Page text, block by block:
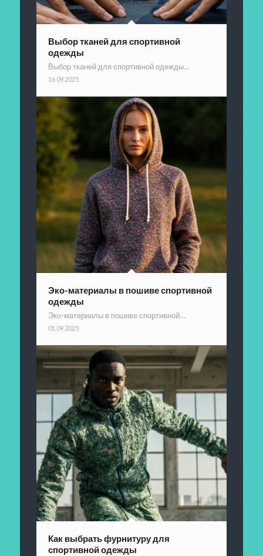
Выбор тканей для спортивной
одежды
Выбор тканей для спортивной одежды…
16.09.2025
Эко-материалы в пошиве спортивной
одежды
Эко-материалы в пошиве спортивной…
01.09.2025
Как выбрать фурнитуру для
спортивной одежды